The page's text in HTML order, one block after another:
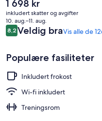
nåværende
prisen
er
1 698 kr
1 698 kr
inkludert skatter og avgifter
10. aug.–11. aug.
Anmeldelser
8,28,2 av 10 –
Veldig braVis alle de
Populære fasiliteter
Inkludert frokost
Wi-fi inkludert
Treningsrom